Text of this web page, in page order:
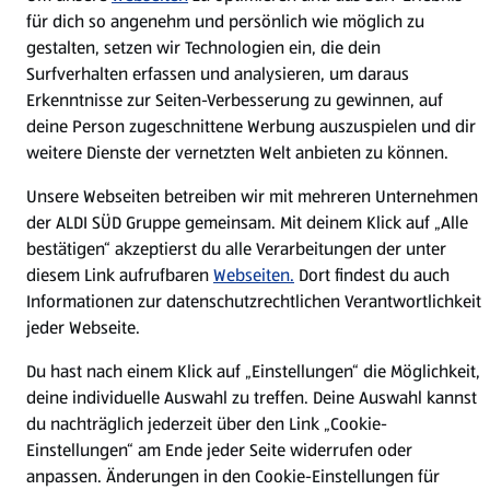
Nachhaltigkeit
Karriere
Presse
Hilfe & Kontakt
(öffnet in einem neuen Tab)
Unternehmen
Folge uns hier:
Jetzt die ALDI SÜD App downloaden
für dich so angenehm und persönlich wie möglich zu
gestalten, setzen wir Technologien ein, die dein
Surfverhalten erfassen und analysieren, um daraus
Erkenntnisse zur Seiten-Verbesserung zu gewinnen, auf
deine Person zugeschnittene Werbung auszuspielen und dir
weitere Dienste der vernetzten Welt anbieten zu können.
Unsere Webseiten betreiben wir mit mehreren Unternehmen
der ALDI SÜD Gruppe gemeinsam. Mit deinem Klick auf „Alle
bestätigen“ akzeptierst du alle Verarbeitungen der unter
diesem Link aufrufbarenWebseiten. Dort findest du auch
Informationen zur datenschutzrechtlichen Verantwortlichkeit
jeder Webseite.
Du hast nach einem Klick auf „Einstellungen“ die Möglichkeit,
deine individuelle Auswahl zu treffen. Deine Auswahl kannst
du nachträglich jederzeit über den Link „Cookie-
Einstellungen“ am Ende jeder Seite widerrufen oder
anpassen. Änderungen in den Cookie-Einstellungen für